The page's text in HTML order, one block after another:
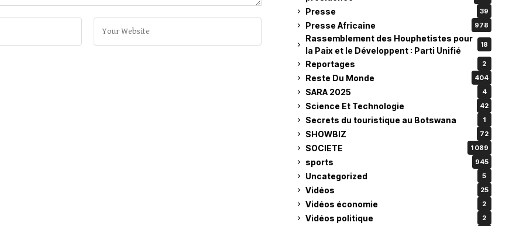
Presse 39
Presse Africaine 978
Rassemblement des Houphetistes pour
la Paix et le Développent : Parti Unifié
18
Reportages 2
Reste Du Monde 404
SARA 2025 4
Science Et Technologie 42
Secrets du touristique au Botswana 1
SHOWBIZ 72
SOCIETE 1 089
sports 945
Uncategorized 5
Vidéos 25
Vidéos économie 2
Vidéos politique 2